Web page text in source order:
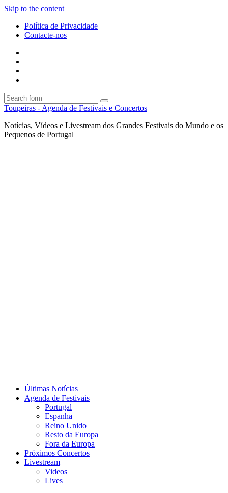
Skip to the content
Política de Privacidade
Contacte-nos
Search
Toupeiras - Agenda de Festivais e Concertos
Notícias, Vídeos e Livestream dos Grandes Festivais do Mundo e os
Pequenos de Portugal
Últimas Notícias
Agenda de Festivais
Portugal
Espanha
Reino Unido
Resto da Europa
Fora da Europa
Próximos Concertos
Livestream
Videos
Lives